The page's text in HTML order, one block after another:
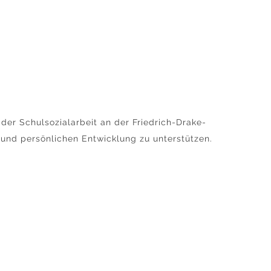
Schulsozialarbeit an der Friedrich-Drake-
persönlichen Entwicklung zu unterstützen.